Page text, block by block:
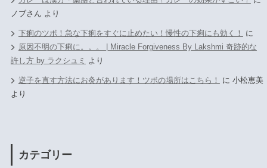
ノブさん より
下痢のツボ！急な下痢をすぐに止めたい！慢性の下痢にも効く！
に
原因不明の下痢に。。。 | Miracle Forgiveness By Lakshmi 奇跡的な
許し方 by ラクシュミ
より
逆子を直す方法にお灸があります！ツボの場所はこちら！ に 小松恵美
より
カテゴリー